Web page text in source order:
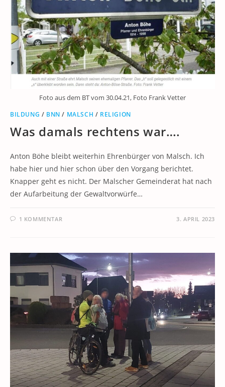
Foto aus dem BT vom 30.04.21, Foto Frank Vetter
BILDUNG / BNN / MALSCH / RELIGION
Was damals rechtens war….
Anton Böhe bleibt weiterhin Ehrenbürger von Malsch. Ich
habe hier und hier schon über den Vorgang berichtet.
Knapper geht es nicht. Der Malscher Gemeinderat hat nach
der Aufarbeitung der Gewaltvorwürfe…
1 KOMMENTAR 3. APRIL 2023